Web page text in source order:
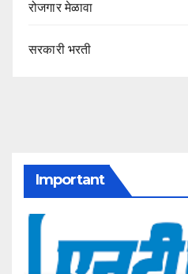
रोजगार मेळावा
सरकारी भरती
Important